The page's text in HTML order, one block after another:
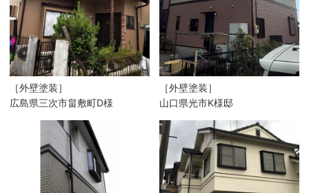
［外壁塗装］
広島県三次市畠敷町D様
［外壁塗装］
山口県光市K様邸